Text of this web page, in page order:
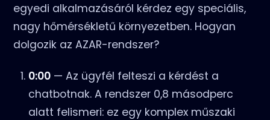
egyedi alkalmazásáról kérdez egy speciális,
nagy hőmérsékletű környezetben. Hogyan
dolgozik az AZAR-rendszer?
0:00— Az ügyfél felteszi a kérdést a
chatbotnak. A rendszer 0,8 másodperc
alatt felismeri: ez egy komplex műszaki